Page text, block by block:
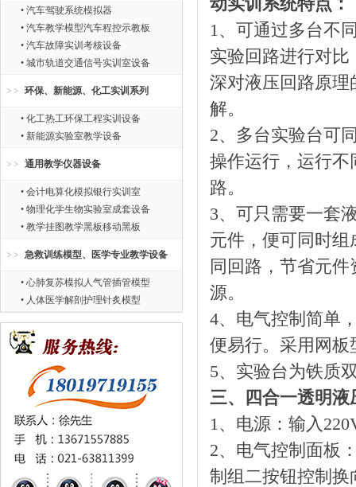
• 汽车驾驶系统模拟器
• 汽车教学模型汽车程控示教板
• 汽车故障实训考核设备
• 城市轨道交通信号实训室设备
环保、新能源、化工实训系列
• 化工热工环保工程实训设备
• 新能源实验室教学设备
通用教学仪器设备
• 会计电算化模拟银行实训室
• 物理化学生物实验室成套设备
• 教学挂图教学黑板移动黑板
急救训练模型、医学专业教学设备
• 心肺复苏模拟人气管插管模型
• 人体医学解剖护理针炙模型
动实训系统特点：
1、可通过多台不
实验回路进行对比
深对液压回路原理
解。
2、多台实验台可
操作运行，运行不
路。
3、可只需要一套
元件，便可同时组
同回路，节省元件
源。
4、电气控制简单
便易行。采用网
5、实验台为铁质
三、四合一透明
1、电源：输入
2、电气控制面板
制组二按钮控制换